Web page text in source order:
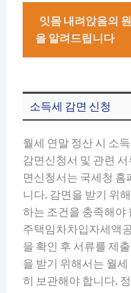
잇몸 내려앉음의
을 알려드립니다
소득세 감면 신청
월세 연말 정산 시 소
감면신청서 및 관련
면신청서는 국세청
니다. 감면을 받기 위
하는 조건을 충족해야
주택임차차입자세액
을 확인 후 서류를 제
을 받기 위해서는 월
히 보관해야 합니다.